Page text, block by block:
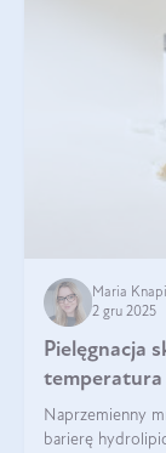
Maria
2 gru 2025
Pielęgnacja
temperatura
Naprzemienny
barierę